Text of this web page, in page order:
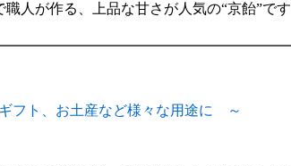
人が作る、上品な甘さが人気の“京飴”です
フト、お土産など様々な用途に ～